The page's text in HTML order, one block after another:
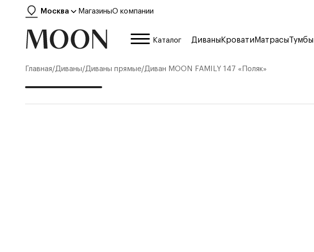
Москва МагазиныО компании
Каталог ДиваныКроватиМатрасыТумбы
Главная/Диваны/Диваны прямые/Диван MOON FAMILY 147 «Поляк»